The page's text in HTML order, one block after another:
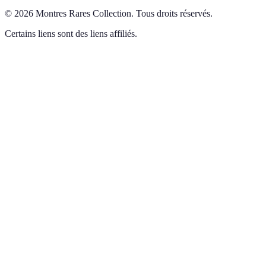
© 2026 Montres Rares Collection. Tous droits réservés.
Certains liens sont des liens affiliés.